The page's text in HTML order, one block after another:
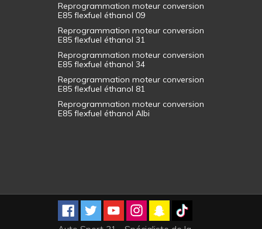
Reprogrammation moteur conversion
E85 flexfuel éthanol 09
Reprogrammation moteur conversion
E85 flexfuel éthanol 31
Reprogrammation moteur conversion
E85 flexfuel éthanol 34
Reprogrammation moteur conversion
E85 flexfuel éthanol 81
Reprogrammation moteur conversion
E85 flexfuel éthanol Albi